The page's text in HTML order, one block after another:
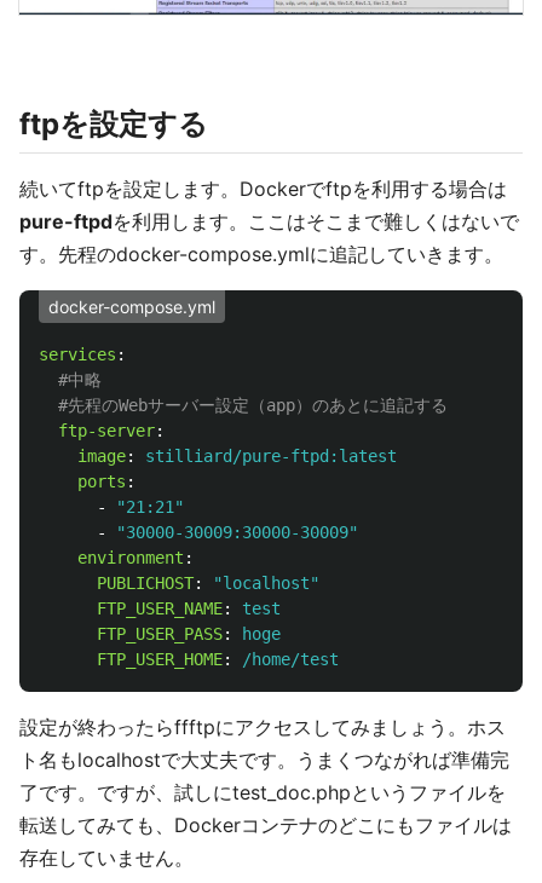
ftpを設定する
続いてftpを設定します。Dockerでftpを利用する場合は
pure-ftpdを利用します。ここはそこまで難しくはないで
す。先程のdocker-compose.ymlに追記していきます。
docker-compose.yml
services :
#中略
#先程のWebサーバー設定（app）のあとに追記する
ftp-server:
image:
stilliard/pure-ftpd:latest
ports :
-
"21:21"
-
"30000-30009:30000-30009"
environment :
PUBLICHOST: "localhost"
FTP_USER_NAME:
test
FTP_USER_PASS:
hoge
FTP_USER_HOME: /home/test
設定が終わったらffftpにアクセスしてみましょう。ホス
ト名もlocalhostで大丈夫です。うまくつながれば準備完
了です。ですが、試しにtest_doc.phpというファイルを
転送してみても、Dockerコンテナのどこにもファイルは
存在していません。